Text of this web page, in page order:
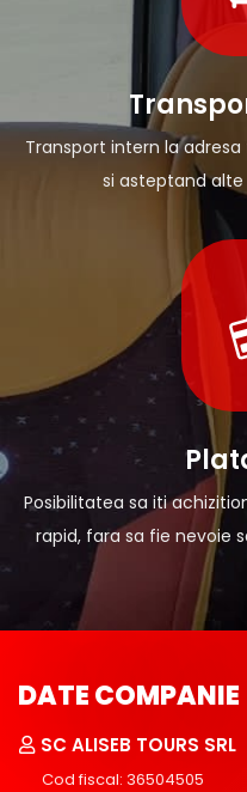
Transport intern la
si asteptand
Posibilitatea sa iti
rapid, fara sa fie nevoie
DATE COMPANIE
SC ALISEB TOURS SRL
Cod fiscal: 36504505